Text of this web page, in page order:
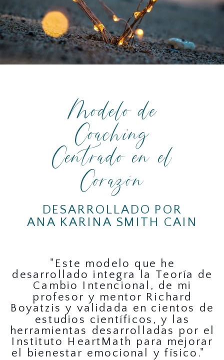
Modelo de
Coaching
Centrado en el
Corazón
DESARROLLADO POR
ANA KARINA SMITH CAIN
"Este modelo que he
desarrollado integra la Teoría de
Cambio Intencional, de mi
profesor y mentor Richard
Boyatzis y validada en cientos de
estudios científicos, y las
herramientas desarrolladas por el
Instituto HeartMath para mejorar
el bienestar emocional y físico."